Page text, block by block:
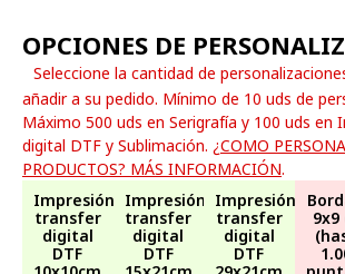
OPCIONES DE
Seleccione la cantidad de
añadir a su pedido. Mínimo de 10 uds de
Máximo 500 uds en Serigrafía y 100 uds en
digital DTF y Sublimación. ¿COMO
PRODUCTOS? MÁS INFORMACIÓN.
Impresión
transfer
digital
DTF
Impresión
transfer
digital
DTF
Impresión
transfer
digital
DTF
9x9